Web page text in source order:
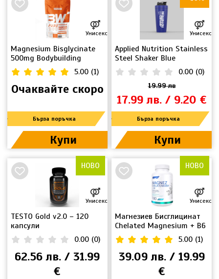
Magnesium Bisglycinate
500mg Bodybuilding
Warehouse
Унисекс
5.00 (1)
Очаквайте скоро
Бърза поръчка
Купи
Applied Nutrition Stainless
Steel Shaker Blue
Унисекс
0.00 (0)
19.99 лв
17.99 лв. / 9.20 €
Бърза поръчка
Купи
НОВО
TESTO Gold v2.0 – 120
капсули
Унисекс
0.00 (0)
62.56 лв. / 31.99
€
НОВО
Магнезиев Бисглицинат
Chelated Magnesium + B6
180таб.
Унисекс
5.00 (1)
39.09 лв. / 19.99
€